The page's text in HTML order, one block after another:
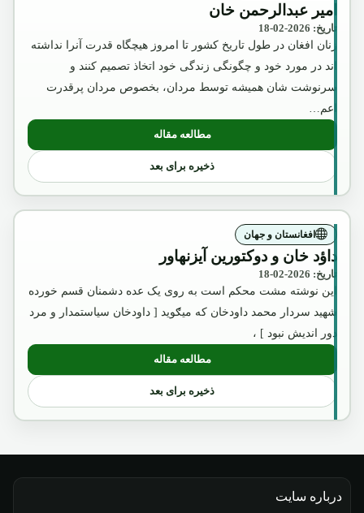
امیر عبدالرحمن خان
تاریخ: 2026-02-18
زنان افغان در طول تاریخ کشور تا امروز هیچگاه قدرت آنرا نداشته
اند در مورد خود و چگونگی زندگی خود اتخاذ تصمیم کنند و
سرنوشت شان همیشه توسط مردان، بخصوص مردان پرقدرت
اعم…
مطالعه مقاله: امیر عبدالرحمن خان
ذخیره برای بعد
افغانستان و جهان
داؤد خان و دوکتورین آیزنهاور
تاریخ: 2026-02-18
این نوشته مشت محکم است به روی یک عده دشمنان قسم خورده
شهید سردار محمد داودخان که میګوید [ داودخان سیاستمدار و مرد
دور اندیش نبود ] ،
مطالعه مقاله: داؤد خان و دوکتورین آیزنهاور
ذخیره برای بعد
درباره سایت